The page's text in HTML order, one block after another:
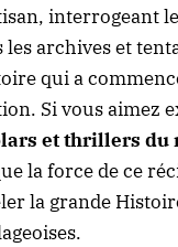
interrogeant
archives et
qui a
Si vous aimez
et thrillers du
la force de ce
la grande